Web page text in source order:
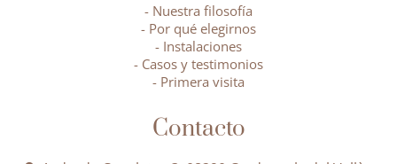
- Nuestra filosofía
- Por qué elegirnos
- Instalaciones
- Casos y testimonios
- Primera visita
Contacto